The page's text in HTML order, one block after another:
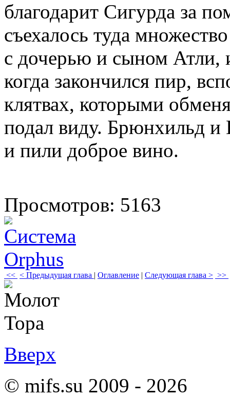
благодарит Сигурда за
съехалось туда
с дочерью и сыном Атли,
когда закончился пир,
клятвах, которыми
подал виду. Брюнхильд и
и пили доброе вино.
Просмотров: 5163
<< < Предыдущая глава | Оглавление | Следующая глава > >>
Вверх
© mifs.su 2009 - 2026